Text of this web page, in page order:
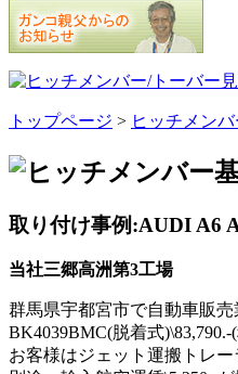
トップページ > ヒッチメン
取り付け事例:AUDI A6
当社三郷高洲第3工場
群馬県宇都宮市で自動車販
BK4039BMC(脱着式
お客様はジェット運搬トレー